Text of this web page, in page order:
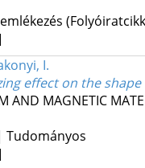
I.
effect on the
AND MAGNETIC
Tudományos